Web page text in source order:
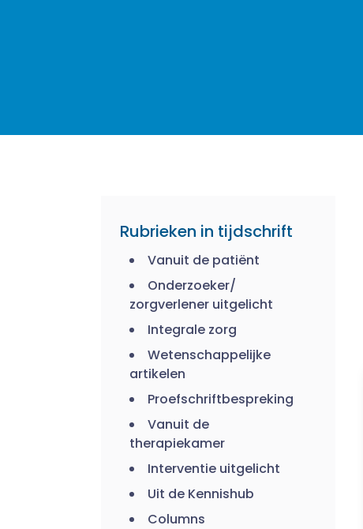
Rubrieken in tijdschrift
Vanuit de patiënt
Onderzoeker/
zorgverlener uitgelicht
Integrale zorg
Wetenschappelijke
artikelen
Proefschriftbespreking
Vanuit de
therapiekamer
Interventie uitgelicht
Uit de Kennishub
Columns